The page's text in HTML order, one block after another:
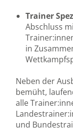
Trainer
Abschluss
in
Neben der
bemüht,
alle
und